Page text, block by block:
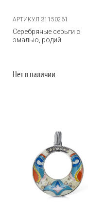
АРТИКУЛ 31150261
Серебряные серьги с
эмалью, родий
Нет в наличии